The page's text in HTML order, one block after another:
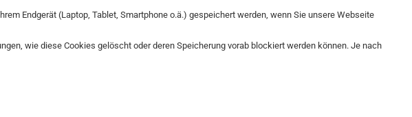
Endgerät (Laptop, Tablet, Smartphone o.ä.) gespeichert werden, wenn Sie unsere Webseite
wie diese Cookies gelöscht oder deren Speicherung vorab blockiert werden können. Je nach